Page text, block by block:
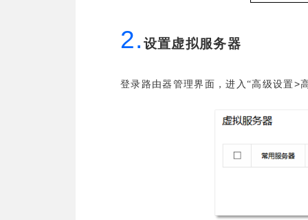
2. 设置虚拟服务器
登录路由器管理界面，进入“高级设置>